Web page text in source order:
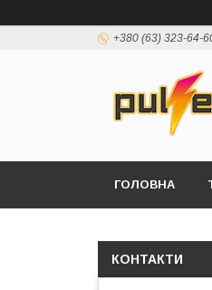
+380 (63) 323-64-
ГОЛОВНА
КОНТАКТИ